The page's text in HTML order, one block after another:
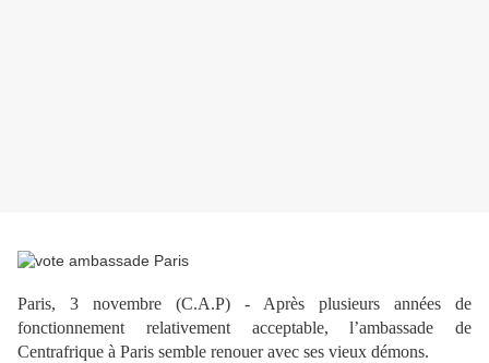
Paris, 3 novembre (C.A.P) - Après plusieurs années de
fonctionnement relativement acceptable, l’ambassade de
Centrafrique à Paris semble renouer avec ses vieux démons.